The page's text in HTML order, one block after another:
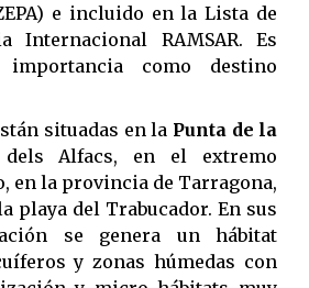
e incluido en la Lista de
Internacional RAMSAR. Es
como destino
situadas en la Punta de la
Alfacs, en el extremo
en la provincia de Tarragona,
playa del Trabucador. En sus
se genera un hábitat
y zonas húmedas con